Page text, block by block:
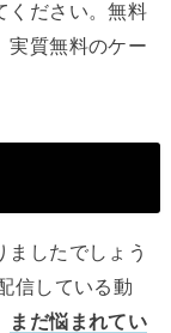
ください。無料
実質無料のケー
したでしょう
信している動
まだ悩まれてい